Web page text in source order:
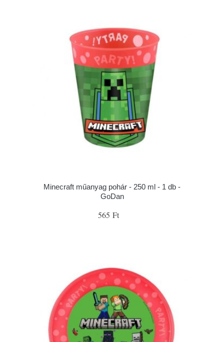
Minecraft műanyag pohár - 250 ml - 1 db -
GoDan
565 Ft